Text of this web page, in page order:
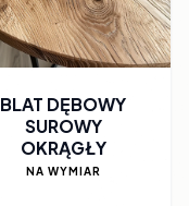
BLAT DĘBOWY
SUROWY
OKRĄGŁY
NA WYMIAR